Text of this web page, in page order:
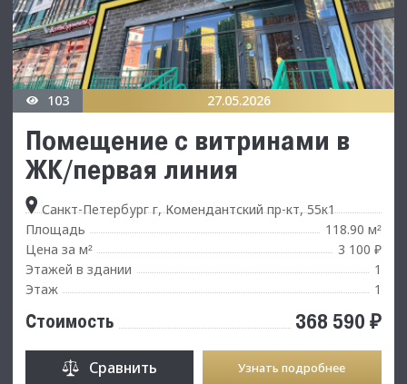
103 27.05.2026
Помещение с витринами в
ЖК/первая линия
Санкт-Петербург г, Комендантский пр-кт, 55к1
Площадь
118.90 м²
Цена за м²
3 100 ₽
Этажей в здании
1
Этаж
1
Стоимость 368 590 ₽
Сравнить Узнать подробнее